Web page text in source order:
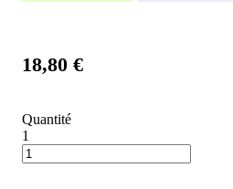
18,80 €
Quantité
1